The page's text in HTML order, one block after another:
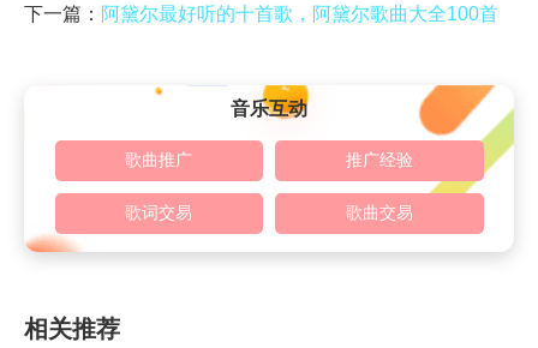
下一篇： 阿黛尔最好听的十首歌，阿黛尔歌曲大全100首
音乐互动
歌曲推广 推广经验
歌词交易 歌曲交易
相关推荐